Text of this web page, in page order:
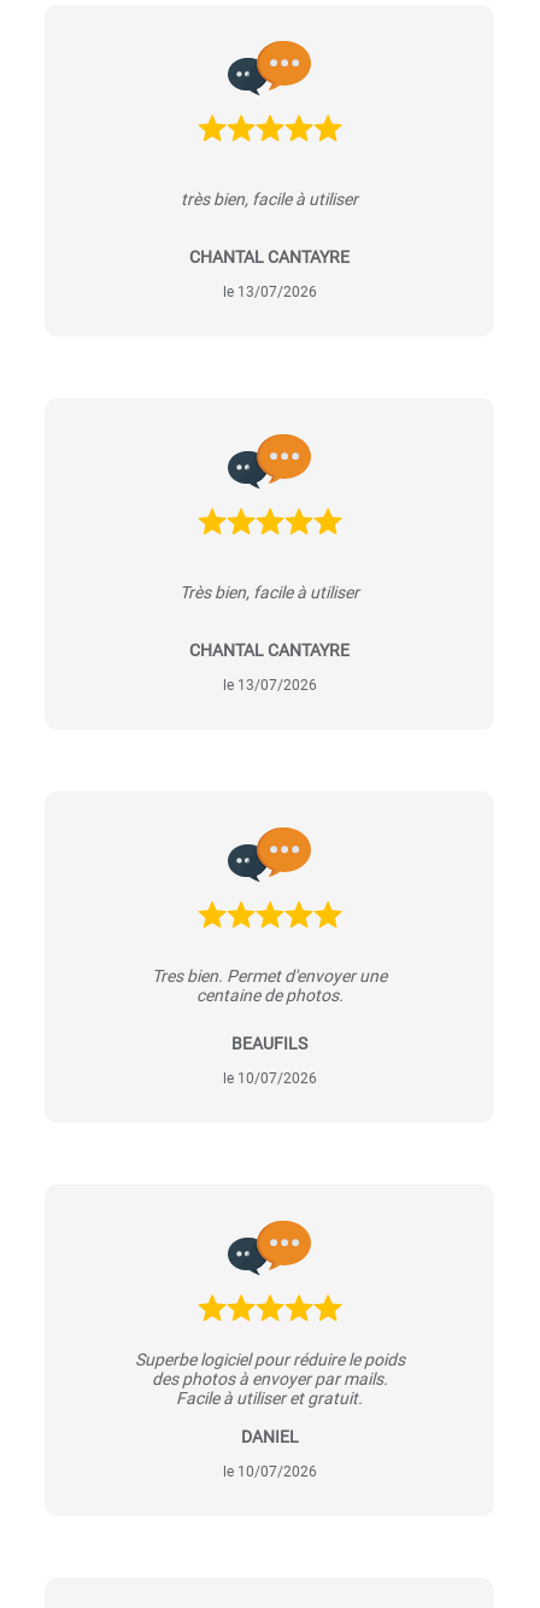
très bien, facile à utiliser
CHANTAL CANTAYRE
le 13/07/2026
Très bien, facile à utiliser
CHANTAL CANTAYRE
le 13/07/2026
Tres bien. Permet d'envoyer une
centaine de photos.
BEAUFILS
le 10/07/2026
Superbe logiciel pour réduire le poids
des photos à envoyer par mails.
Facile à utiliser et gratuit.
DANIEL
le 10/07/2026